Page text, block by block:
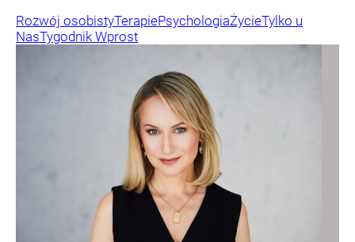
Rozwój osobistyTerapiePsychologiaŻycieTylko u
NasTygodnik Wprost